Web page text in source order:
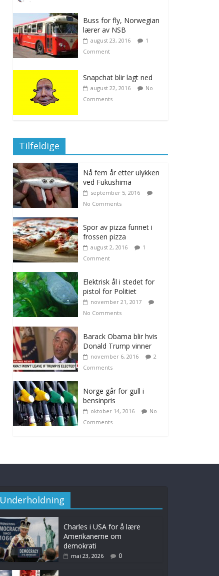
Buss for fly, Norwegian
lærer av NSB
august 23, 2016
1
Comment
Snapchat blir lagt ned
august 22, 2016
No
Comments
Tilfeldige
Nå fem år etter ulykken
ved Fukushima
september 5, 2016
No Comments
Spor av pizza funnet i
frossen pizza
august 2, 2016
1
Comment
Elektrisk ål i stedet for
pistol for Politiet
november 21, 2017
No Comments
Barack Obama blir hvis
Donald Trump vinner
november 6, 2016
2
Comments
Norge går for gull i
bensinpris
oktober 14, 2016
No
Comments
Underholdning
Charles i USA for å lære
Amerikanerne om
demokrati
mai 23, 2026 0